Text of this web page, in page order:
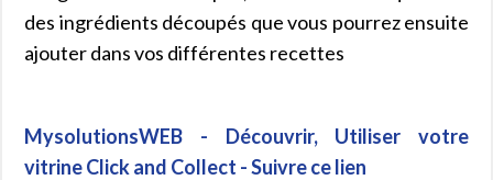
des ingrédients découpés que vous pourrez ensuite
ajouter dans vos différentes recettes
MysolutionsWEB - Découvrir, Utiliser votre
vitrine Click and Collect - Suivre ce lien